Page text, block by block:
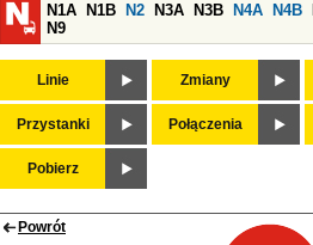
N1A
N1B N2 N3A N3B N4A N4B
N9
Linie Zmiany
Przystanki Połączenia
Pobierz
Powrót